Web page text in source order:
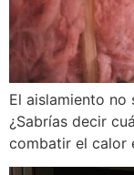
El aislamiento no
¿Sabrías decir
combatir el calor